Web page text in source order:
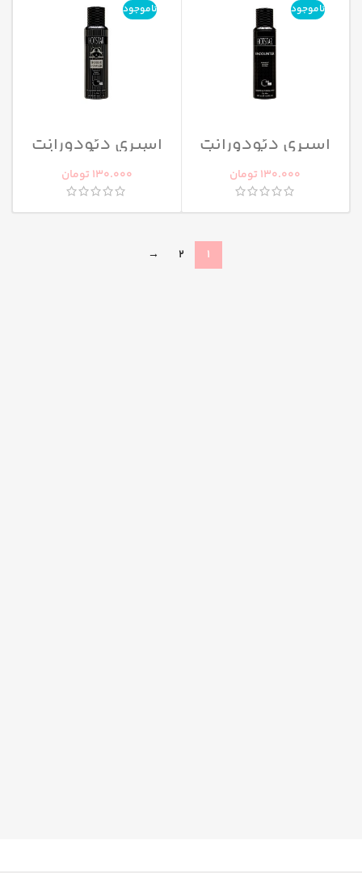
ناموجود
اسپری دئودورانت
مردانه هات استار
مدل Encounter
130.000 تومان
ناموجود
اسپری دئودورانت
هات استار مردانه
مدل Horse Power130.000 تومان
1
2
→